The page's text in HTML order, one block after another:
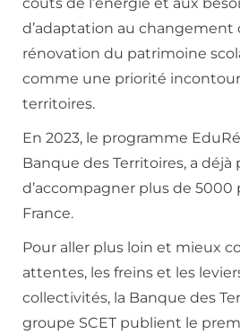
coûts de l’énergie et aux
d’adaptation au changement
rénovation du patrimoine
comme une priorité
territoires.
En 2023, le programme
Banque des Territoires, a déjà
d’accompagner plus de
France.
Pour aller plus loin et mieux
attentes, les freins et les
collectivités, la Banque des
groupe SCET publient le